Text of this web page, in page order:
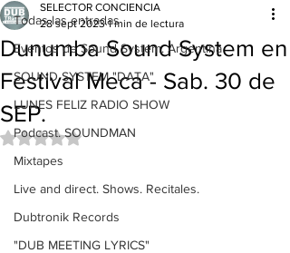
Todas las entradas
Eventos de Sound System. Argentina
SOUND SYSTEM "DATA"
LUNES FELIZ RADIO SHOW
Podcast. SOUNDMAN
Mixtapes
Live and direct. Shows. Recitales.
Dubtronik Records
"DUB MEETING LYRICS"
Dunumba Sound System en
Festival Meca - Sab. 30 de
SEP.
SELECTOR CONCIENCIA
28 sept 2023 1 min de lectura
Obtuvo NaN de 5 estrellas.